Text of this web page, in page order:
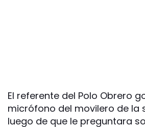
El referente del Polo Obrero
micrófono del movilero de la
luego de que le preguntara